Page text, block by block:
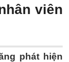
viên
phát hiện